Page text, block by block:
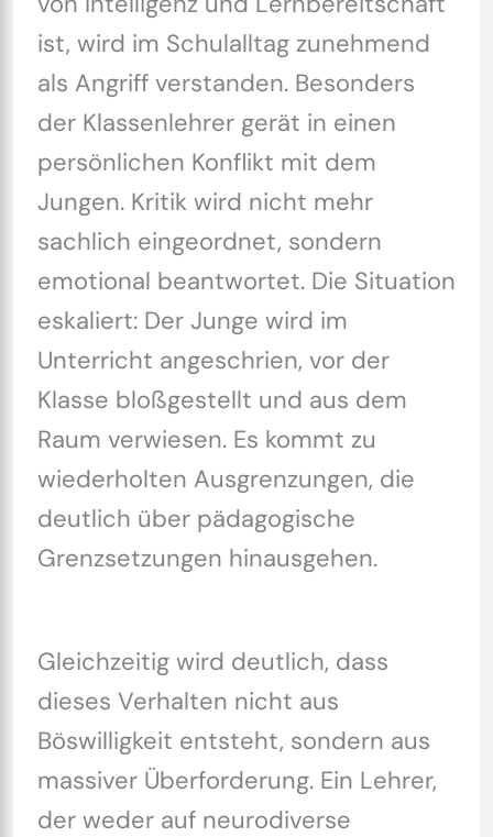
ist, wird im Schulalltag zunehmend
als Angriff verstanden. Besonders
der Klassenlehrer gerät in einen
persönlichen Konflikt mit dem
Jungen. Kritik wird nicht mehr
sachlich eingeordnet, sondern
emotional beantwortet. Die Situation
eskaliert: Der Junge wird im
Unterricht angeschrien, vor der
Klasse bloßgestellt und aus dem
Raum verwiesen. Es kommt zu
wiederholten Ausgrenzungen, die
deutlich über pädagogische
Grenzsetzungen hinausgehen.
Gleichzeitig wird deutlich, dass
dieses Verhalten nicht aus
Böswilligkeit entsteht, sondern aus
massiver Überforderung. Ein Lehrer,
der weder auf neurodiverse